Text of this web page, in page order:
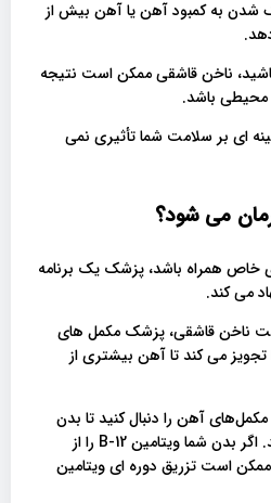
به کمبود آهن یا آهن بیش از
ناخن قاشقی ممکن است نتیجه
محیطی باشد.
ای بر سلامت شما تأثیری نمی
می شود؟
خاص همراه باشد، پزشک یک برنامه
می کند.
ناخن قاشقی، پزشک مکمل های
می کند تا آهن بیشتری از
آهن را دنبال کنید تا بدن
شما مقدار مناسبی را جذب کند. اگر بدن شما ویتامین B-12 را از
است تزریق دوره ای ویتامین